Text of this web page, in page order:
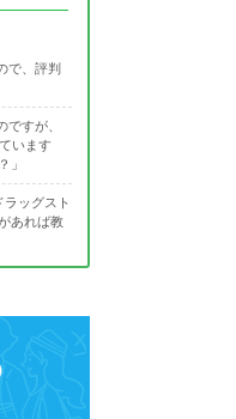
で、評判
ですが、
います
」
ッグスト
あれば教